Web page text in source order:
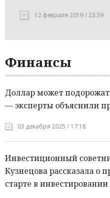
12 февраля 2019 / 23:39
Финансы
Доллар может
— эксперты объяснили
03 декабря 2025 / 17:18
Инвестиционный
Кузнецова рассказала о
старте в инвестировании